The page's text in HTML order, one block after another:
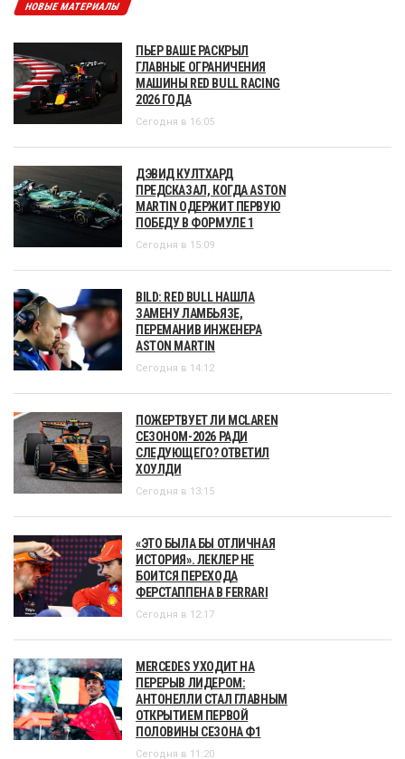
НОВЫЕ МАТЕРИАЛЫ
ПЬЕР ВАШЕ РАСКРЫЛ
ГЛАВНЫЕ ОГРАНИЧЕНИЯ
МАШИНЫ RED BULL RACING
2026 ГОДА
Сегодня в 16:05
ДЭВИД КУЛТХАРД
ПРЕДСКАЗАЛ, КОГДА ASTON
MARTIN ОДЕРЖИТ ПЕРВУЮ
ПОБЕДУ В ФОРМУЛЕ 1
Сегодня в 15:09
BILD: RED BULL НАШЛА
ЗАМЕНУ ЛАМБЬЯЗЕ,
ПЕРЕМАНИВ ИНЖЕНЕРА
ASTON MARTIN
Сегодня в 14:12
ПОЖЕРТВУЕТ ЛИ MCLAREN
СЕЗОНОМ-2026 РАДИ
СЛЕДУЮЩЕГО? ОТВЕТИЛ
ХОУЛДИ
Сегодня в 13:15
«ЭТО БЫЛА БЫ ОТЛИЧНАЯ
ИСТОРИЯ». ЛЕКЛЕР НЕ
БОИТСЯ ПЕРЕХОДА
ФЕРСТАППЕНА В FERRARI
Сегодня в 12:17
MERCEDES УХОДИТ НА
ПЕРЕРЫВ ЛИДЕРОМ:
АНТОНЕЛЛИ СТАЛ ГЛАВНЫМ
ОТКРЫТИЕМ ПЕРВОЙ
ПОЛОВИНЫ СЕЗОНА Ф1
Сегодня в 11:20